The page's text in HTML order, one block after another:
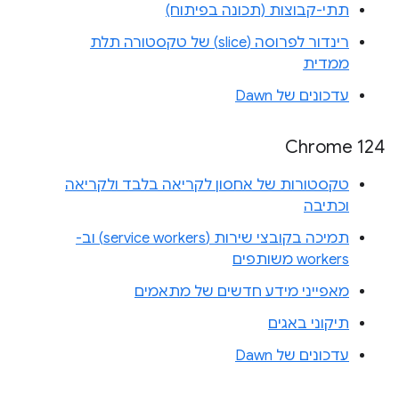
תתי-קבוצות (תכונה בפיתוח)
רינדור לפרוסה (slice) של טקסטורה תלת
ממדית
עדכונים של Dawn
Chrome 124
טקסטורות של אחסון לקריאה בלבד ולקריאה
וכתיבה
תמיכה בקובצי שירות (service workers) וב-
workers משותפים
מאפייני מידע חדשים של מתאמים
תיקוני באגים
עדכונים של Dawn